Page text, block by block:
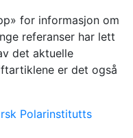
for informasjon om
referanser har lett
det aktuelle
er det også
Polarinstitutts